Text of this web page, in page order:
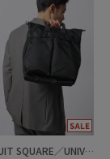
SUIT SQUARE／UNIVERSAL LANGUAGE